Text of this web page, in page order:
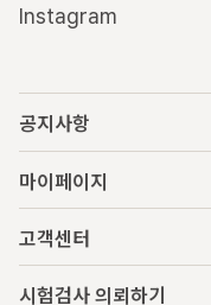
Instagram
공지사항
마이페이지
고객센터
시험검사 의뢰하기